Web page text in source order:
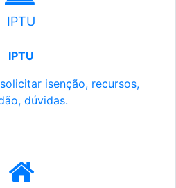
IPTU
IPTU
isenção, recursos,
dúvidas.